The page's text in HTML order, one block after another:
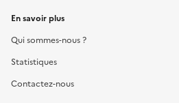
En savoir plus
Qui sommes-nous ?
Statistiques
Contactez-nous